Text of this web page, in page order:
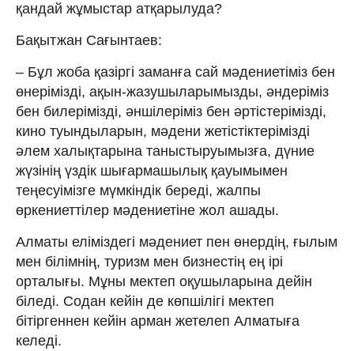
қандай жұмыстар атқарылуда?
Бақытжан Сағынтаев:
– Бұл жоба қазіргі заманға сай мәдениетіміз бен
өнерімізді, ақын-жазушыларымызды, әндеріміз
бен билерімізді, әншілеріміз бен әртістерімізді,
кино туындыларын, мәдени жетістіктерімізді
әлем халықтарына таныстыруымызға, дүние
жүзінің үздік шығармашылық қауымымен
теңесуімізге мүмкіндік береді, жалпы
өркениеттілер мәдениетіне жол ашады.
Алматы еліміздегі мәдениет пен өнердің, ғылым
мен білімнің, туризм мен бизнестің ең ірі
орталығы. Мұны мектеп оқушыларына дейін
біледі. Содан кейін де көпшілігі мектеп
бітіргеннен кейін арман жетелеп Алматыға
келеді.